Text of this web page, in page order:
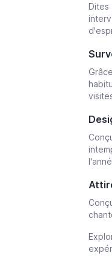
Dites